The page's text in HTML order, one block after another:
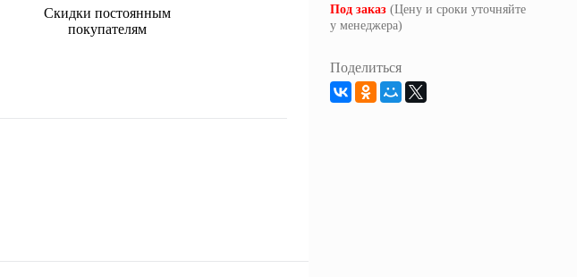
Скидки постоянным
покупателям
Под заказ (Цену и сроки уточняйте
у менеджера)
Поделиться